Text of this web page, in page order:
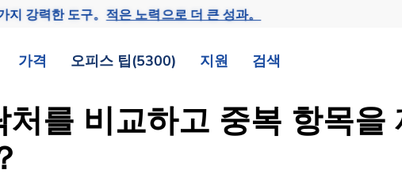
지 강력한 도구。적은 노력으로 더 큰 성과。
가격 오피스 팁(5300) 지원 검색
를 비교하고 중복 항목을